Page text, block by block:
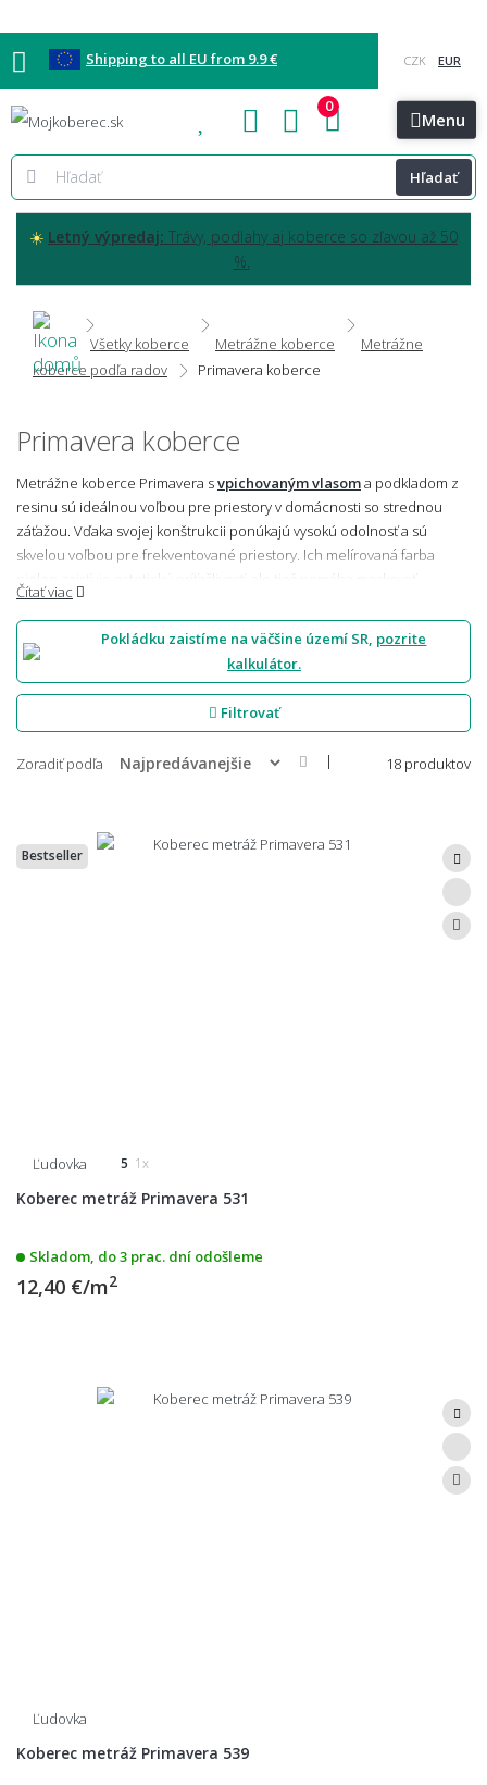
Shipping to all EU from 9.9 €
Blog Kontakt Menu
Hľadať
0
☀️ Letný výpredaj: Trávy, podlahy aj koberce so zľavou až 50
%.
Všetky koberce Metrážne koberce
Metrážne
koberce podľa radov
Primavera koberce
Primavera koberce
Metrážne koberce Primavera svpichovaným vlasoma podkladom z
resinu sú ideálnou voľbou pre priestory v domácnosti so strednou
záťažou. Vďaka svojej konštrukcii ponúkajú vysokú odolnosť a sú
skvelou voľbou pre frekventované priestory. Ich melírovaná farba
nielen zaisťuje estetickú príťažlivosť, ale tiež pomáha maskovať
nečistoty, čo uľahčuje údržbu. Tieto koberce sa navyše neobšívajú, čo
zjednodušuje ich inštaláciu a prispôsobenie rôznym interiérom.
Kombinácia praktickosti, odolnosti a ľahkej starostlivosti z nich robí
ideálne riešenie pre akýkoľvek domov.
Čítať viac
Pokládku zaistíme na väčšine území SR, pozrite
kalkulátor.
Filtrovať
Zoradiť podľa | 18 produktov
Bestseller
Ľudovka 5 1x
Koberec metráž Primavera 531
Skladom, do 3 prac. dní odošleme
12,40 €/m2
Ľudovka
Koberec metráž Primavera 539